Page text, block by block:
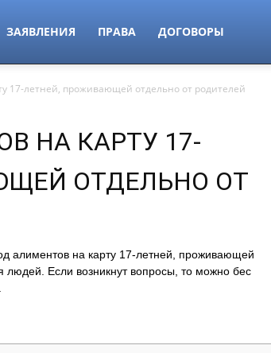
ЗАЯВЛЕНИЯ ПРАВА ДОГОВОРЫ
17-летней, проживающей отдельно от родителей
НА КАРТУ 17-
ОТДЕЛЬНО ОТ
алиментов на карту 17-летней, проживающей
людей. Если возникнут вопросы, то можно бес